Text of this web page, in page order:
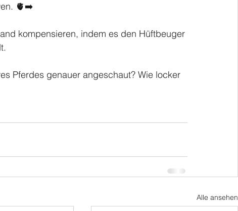
🫀➡️
kompensieren, indem es den Hüftbeuger
Pferdes genauer angeschaut? Wie locker
Alle ansehen